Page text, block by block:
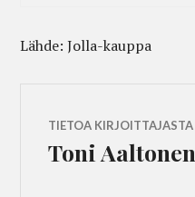
Lähde: Jolla-kauppa
TIETOA KIRJOITTAJASTA
Toni Aaltonen